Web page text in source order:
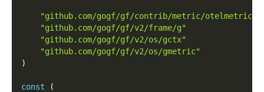
"github.com/gogf/gf/contrib/metric/otelmetric/
"github.com/gogf/gf/v2/frame/g"
"github.com/gogf/gf/v2/os/gctx"
"github.com/gogf/gf/v2/os/gmetric"
)
const
(